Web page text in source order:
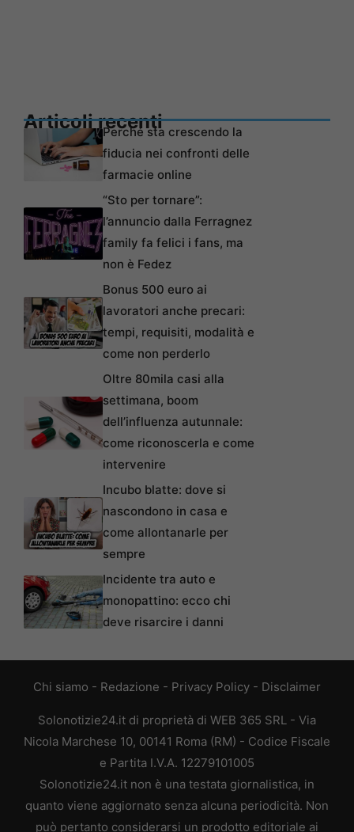
Articoli recentiPerché sta crescendo la
fiducia nei confronti delle
farmacie online
“Sto per tornare”:
l’annuncio dalla Ferragnez
family fa felici i fans, ma
non è Fedez
Bonus 500 euro ai
lavoratori anche precari:
tempi, requisiti, modalità e
come non perderlo
Oltre 80mila casi alla
settimana, boom
dell’influenza autunnale:
come riconoscerla e come
intervenire
Incubo blatte: dove si
nascondono in casa e
come allontanarle per
sempre
Incidente tra auto e
monopattino: ecco chi
deve risarcire i danni
Chi siamo - Redazione - Privacy Policy - Disclaimer
Solonotizie24.it di proprietà di WEB 365 SRL - Via
Nicola Marchese 10, 00141 Roma (RM) - Codice Fiscale
e Partita I.V.A. 12279101005
Solonotizie24.it non è una testata giornalistica, in
quanto viene aggiornato senza alcuna periodicità. Non
può pertanto considerarsi un prodotto editoriale ai